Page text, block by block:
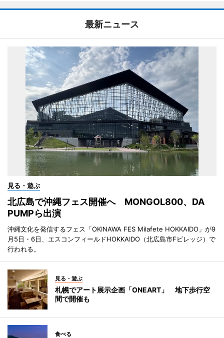
最新ニュース
見る・遊ぶ
北広島で沖縄フェス開催へ MONGOL800、DA
PUMPら出演
沖縄文化を発信するフェス「OKINAWA FES Milafete HOKKAIDO」が9
月5日・6日、エスコンフィールドHOKKAIDO（北広島市Fビレッジ）で
行われる。
見る・遊ぶ
札幌でアート展示企画「ONEART」 地下歩行空
間で開催も
食べる